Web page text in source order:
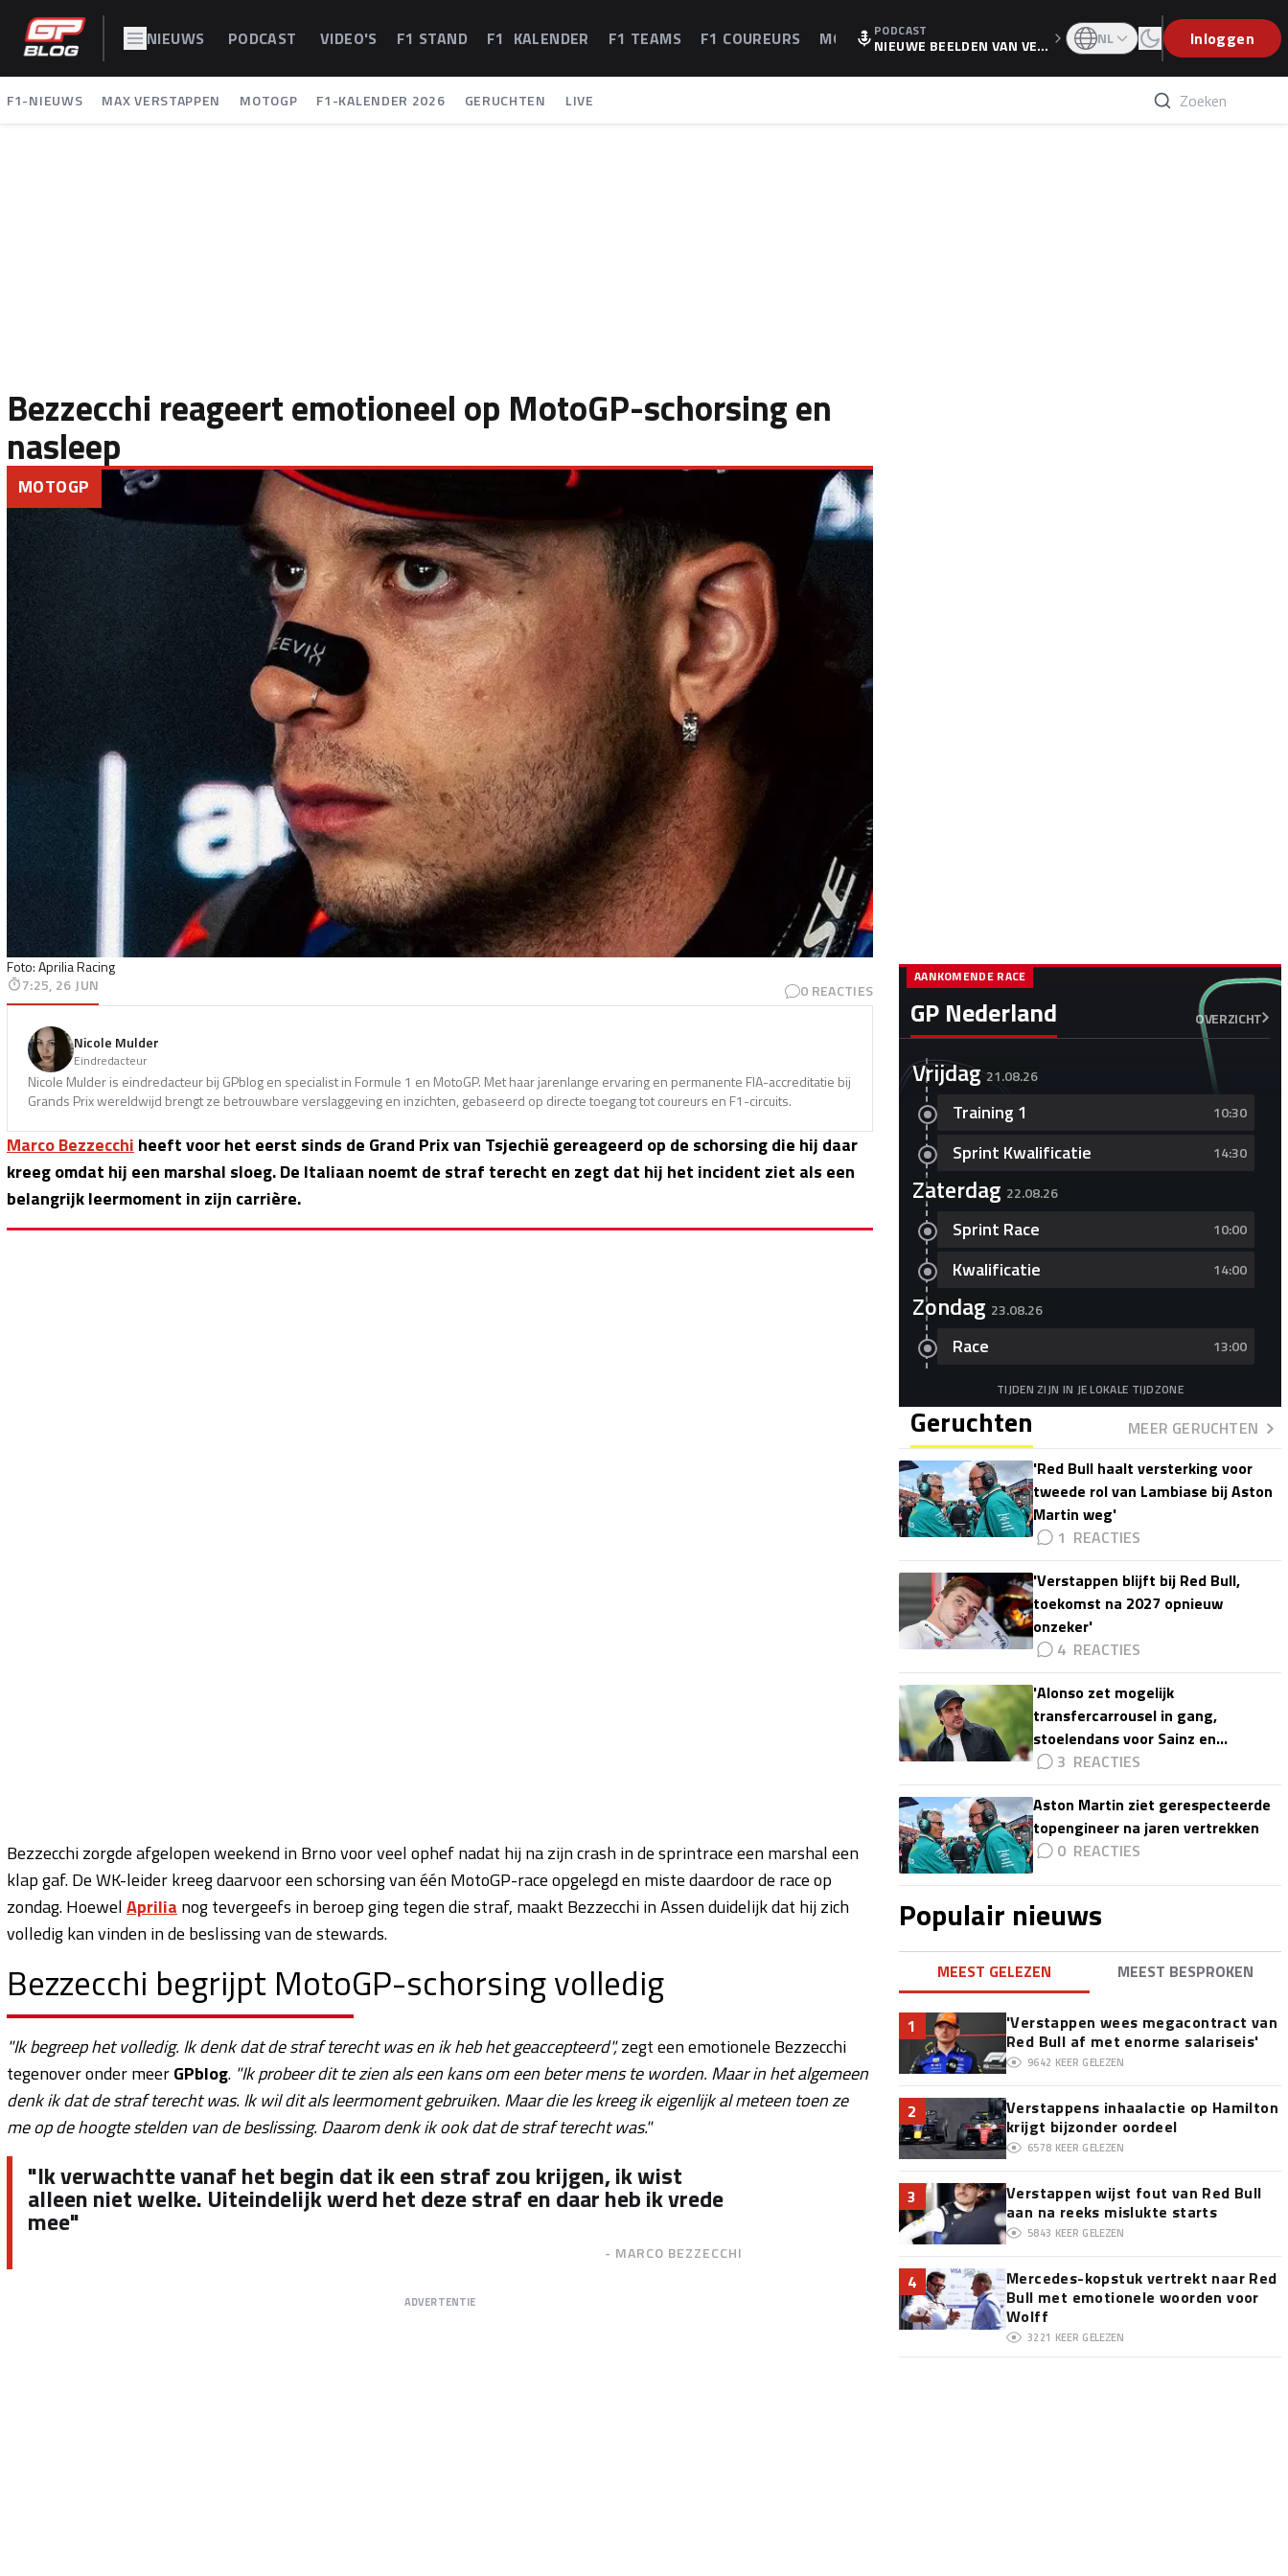
NIEUWS PODCAST VIDEO'S F1 STAND F1 KALENDER F1 TEAMS F1 COUREURS MOTOGPPODCAST
NIEUWE BEELDEN VAN VER
WEET IS ER NU GETEKEND'
NL Inloggen
F1-NIEUWS MAX VERSTAPPEN MOTOGP F1-KALENDER 2026 GERUCHTEN LIVE
Bezzecchi reageert emotioneel op MotoGP-schorsing en
nasleep
Foto: Aprilia Racing
MOTOGP
7:25, 26 JUN 0 REACTIES
Nicole Mulder
Eindredacteur
Nicole Mulder is eindredacteur bij GPblog en specialist in Formule 1 en MotoGP. Met haar jarenlange ervaring en permanente FIA-accreditatie bij
Grands Prix wereldwijd brengt ze betrouwbare verslaggeving en inzichten, gebaseerd op directe toegang tot coureurs en F1-circuits.
Marco Bezzecchi heeft voor het eerst sinds de Grand Prix van Tsjechië gereageerd op de schorsing die hij daar
kreeg omdat hij een marshal sloeg. De Italiaan noemt de straf terecht en zegt dat hij het incident ziet als een
belangrijk leermoment in zijn carrière.
Bezzecchi zorgde afgelopen weekend in Brno voor veel ophef nadat hij na zijn crash in de sprintrace een marshal een
klap gaf. De WK-leider kreeg daarvoor een schorsing van één MotoGP-race opgelegd en miste daardoor de race op
zondag. HoewelAprilia nog tevergeefs in beroep ging tegen die straf, maakt Bezzecchi in Assen duidelijk dat hij zich
volledig kan vinden in de beslissing van de stewards.
Bezzecchi begrijpt MotoGP-schorsing volledig
"Ik begreep het volledig. Ik denk dat de straf terecht was en ik heb het geaccepteerd",zegt een emotionele Bezzecchi
tegenover onder meerGPblog. "Ik probeer dit te zien als een kans om een beter mens te worden. Maar in het algemeen
denk ik dat de straf terecht was. Ik wil dit als leermoment gebruiken. Maar die les kreeg ik eigenlijk al meteen toen ze
me op de hoogte stelden van de beslissing. Daarom denk ik ook dat de straf terecht was."
"Ik verwachtte vanaf het begin dat ik een straf zou krijgen, ik wist
alleen niet welke. Uiteindelijk werd het deze straf en daar heb ik vrede
mee"
- MARCO BEZZECCHI
ADVERTENTIE
GP Nederland OVERZICHT
AANKOMENDE RACE
Vrijdag 21.08.26
Training 1 10:30
Sprint Kwalificatie 14:30
Zaterdag 22.08.26
Sprint Race 10:00
Kwalificatie 14:00
Zondag 23.08.26
Race 13:00
TIJDEN ZIJN IN JE LOKALE TIJDZONE
Geruchten
MEER GERUCHTEN
'Red Bull haalt versterking voor
tweede rol van Lambiase bij Aston
Martin weg'
1
'Verstappen blijft bij Red Bull,
toekomst na 2027 opnieuw
onzeker'
4
'Alonso zet mogelijk
transfercarrousel in gang,
stoelendans voor Sainz en
Colapinto'
3
Aston Martin ziet gerespecteerde
topengineer na jaren vertrekken
0
Populair nieuws
MEEST GELEZEN MEEST BESPROKEN
1
'Verstappen wees megacontract van
Red Bull af met enorme salariseis'
9642 KEER GELEZEN
2
Verstappens inhaalactie op Hamilton
krijgt bijzonder oordeel
6578 KEER GELEZEN
3
Verstappen wijst fout van Red Bull
aan na reeks mislukte starts
5843 KEER GELEZEN
4
Mercedes-kopstuk vertrekt naar Red
Bull met emotionele woorden voor
Wolff
3221 KEER GELEZEN